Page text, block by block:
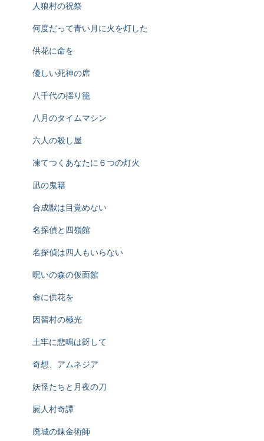
人狼村の祝祭
何度だって青い月に火を灯した
供花に命を
優しい死神の席
八千代の揺り籠
八月のタイムマシン
六人の殺し屋
凍てつくあなたに６つの灯火
凪の鬼籍
合成獣は目覚めない
名探偵と四嶺館
名探偵は四人もいらない
呪いの森の仮面館
命に供花を
因習村の極光
土牢に悲鳴は谺して
奇想、アムネジア
妖怪たちと月夜の刀
屍人村奇譚
廃城の錬金術師